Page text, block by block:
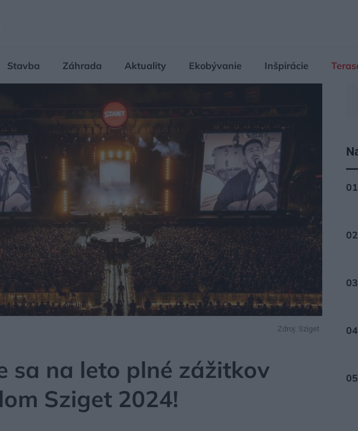
Stavba Záhrada Aktuality Ekobývanie Inšpirácie
Zdroj: Sziget
sa na leto plné zážitkov
Sziget 2024!